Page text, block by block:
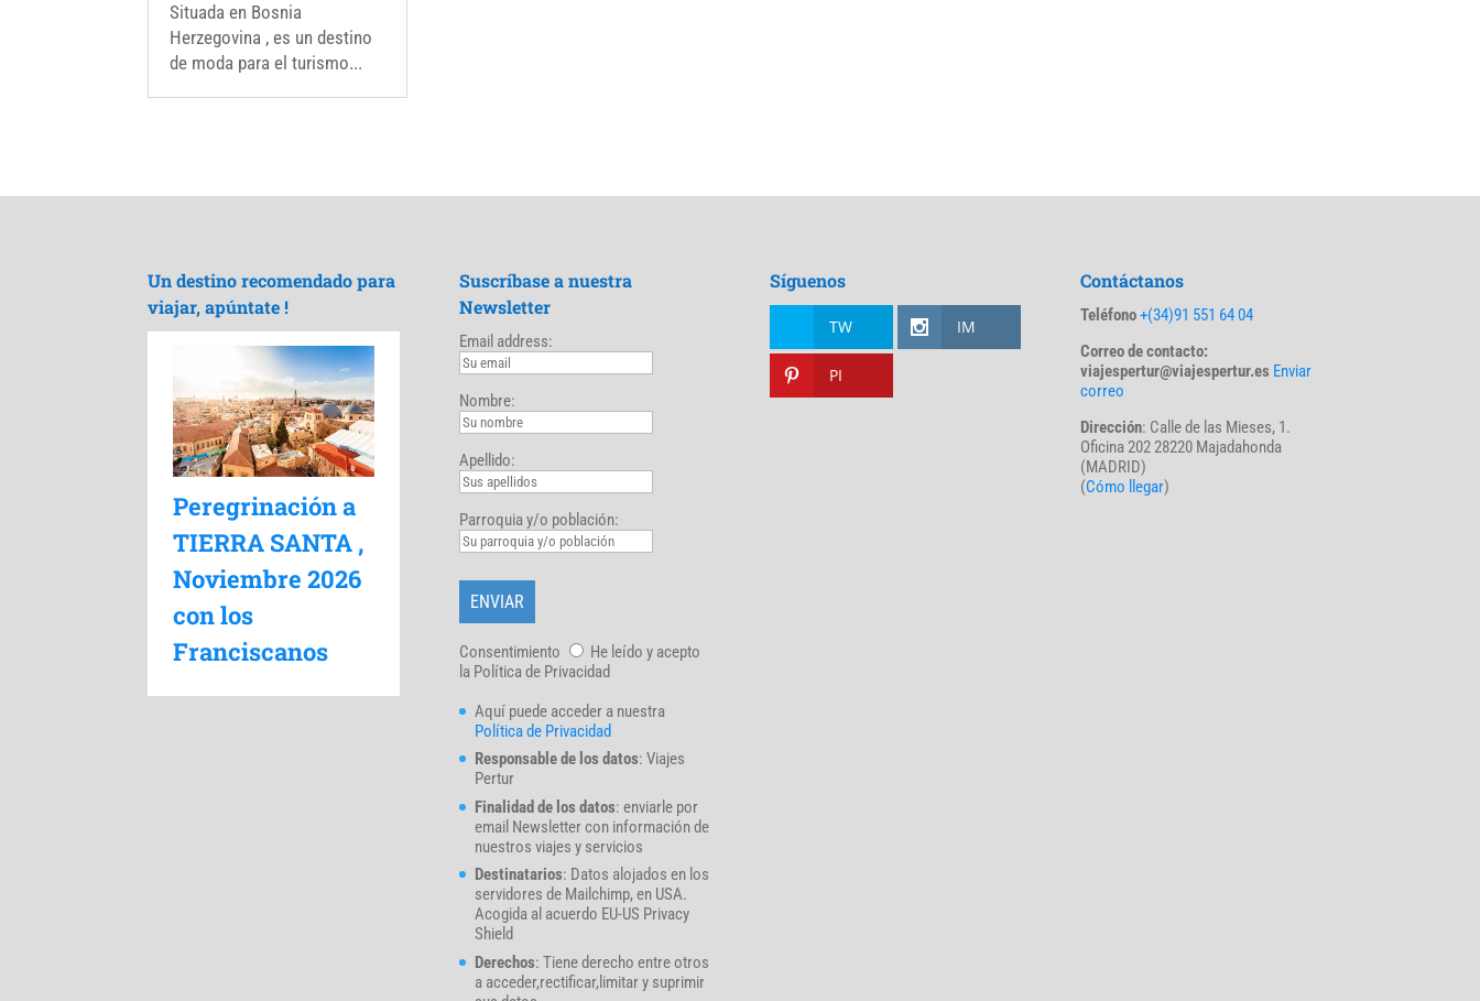
Situada en Bosnia
Herzegovina , es un destino
de moda para el turismo...
Un destino recomendado para
viajar, apúntate !
Peregrinación a
TIERRA SANTA ,
Noviembre 2026
con los
Franciscanos
Suscríbase a nuestra
Newsletter
Email address:
Nombre:
Apellido:
Parroquia y/o población:
Consentimiento
He leído y acepto
la Política de Privacidad
Aquí puede acceder a nuestra
Política de Privacidad
Responsable de los datos: Viajes
Pertur
Finalidad de los datos: enviarle por
email Newsletter con información de
nuestros viajes y servicios
Destinatarios: Datos alojados en los
servidores de Mailchimp, en USA.
Acogida al acuerdo EU-US Privacy
Shield
Derechos: Tiene derecho entre otros
a acceder,rectificar,limitar y suprimir
Síguenos
TW IM
PI
Contáctanos
Teléfono+(34)91 551 64 04
Correo de contacto:
viajespertur@viajespertur.es Enviar
correo
Dirección: Calle de las Mieses, 1.
Oficina 202 28220 Majadahonda
(MADRID)
(Cómo llegar)